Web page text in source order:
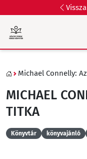
Michael Connelly:
MICHAEL
TITKA
Könyvtár könyvajánló